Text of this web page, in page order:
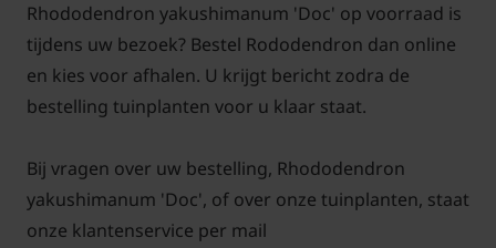
Rhododendron yakushimanum 'Doc' op voorraad is
tijdens uw bezoek? Bestel Rododendron dan online
en kies voor afhalen. U krijgt bericht zodra de
bestelling tuinplanten voor u klaar staat.
Bij vragen over uw bestelling, Rhododendron
yakushimanum 'Doc', of over onze tuinplanten, staat
onze klantenservice per mail